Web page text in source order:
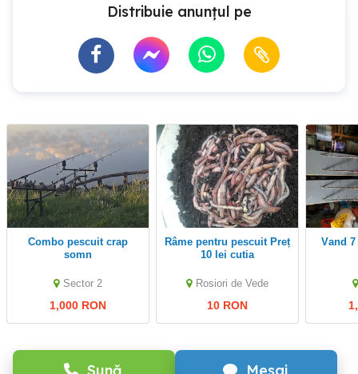
Distribuie anunțul pe
Combo pescuit crap
somn
Sector 2
1,000 RON
Râme pentru pescuit Preț
10 lei cutia
Rosiori de Vede
10 RON
Vand 7 lansete pescuit